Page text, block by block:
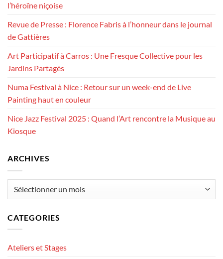
l’héroïne niçoise
Revue de Presse : Florence Fabris à l’honneur dans le journal
de Gattières
Art Participatif à Carros : Une Fresque Collective pour les
Jardins Partagés
Numa Festival à Nice : Retour sur un week-end de Live
Painting haut en couleur
Nice Jazz Festival 2025 : Quand l’Art rencontre la Musique au
Kiosque
ARCHIVES
CATEGORIES
Ateliers et Stages